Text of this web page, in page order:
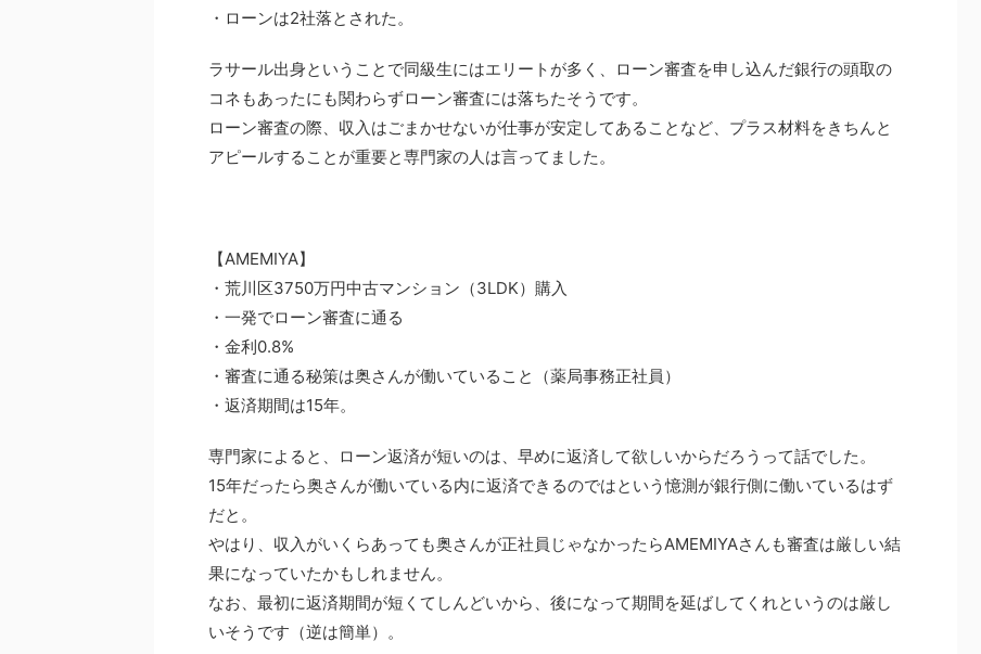
・ローンは2社落とされた。
ラサール出身ということで同級生にはエリートが多く、ローン審査を申し込んだ銀行の頭取の
コネもあったにも関わらずローン審査には落ちたそうです。
ローン審査の際、収入はごまかせないが仕事が安定してあることなど、プラス材料をきちんと
アピールすることが重要と専門家の人は言ってました。
【AMEMIYA】
・荒川区3750万円中古マンション（3LDK）購入
・一発でローン審査に通る
・金利0.8%
・審査に通る秘策は奥さんが働いていること（薬局事務正社員）
・返済期間は15年。
専門家によると、ローン返済が短いのは、早めに返済して欲しいからだろうって話でした。
15年だったら奥さんが働いている内に返済できるのではという憶測が銀行側に働いているはず
だと。
やはり、収入がいくらあっても奥さんが正社員じゃなかったらAMEMIYAさんも審査は厳しい結
果になっていたかもしれません。
なお、最初に返済期間が短くてしんどいから、後になって期間を延ばしてくれというのは厳し
いそうです（逆は簡単）。